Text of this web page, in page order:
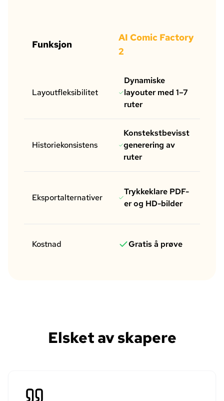
Funksjon
AI Comic Factory
2
Layoutfleksibilitet
Dynamiske
layouter med 1–7
ruter
Historiekonsistens
Konstekstbevisst
generering av
ruter
Eksportalternativer
Trykkeklare PDF-
er og HD-bilder
Kostnad Gratis å prøve
Elsket av skapere